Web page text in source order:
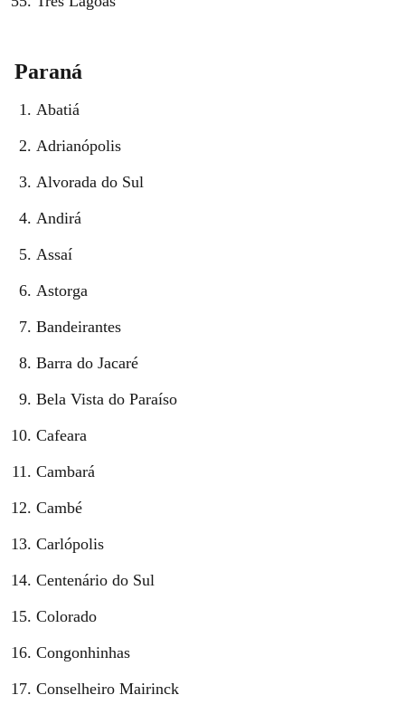
Paraná
Abatiá
Adrianópolis
Alvorada do Sul
Andirá
Assaí
Astorga
Bandeirantes
Barra do Jacaré
Bela Vista do Paraíso
Cafeara
Cambará
Cambé
Carlópolis
Centenário do Sul
Colorado
Congonhinhas
Conselheiro Mairinck